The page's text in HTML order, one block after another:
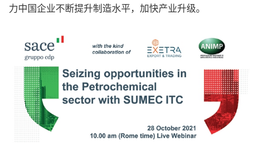
力中国企业不断提升制造水平，加快产业升级。